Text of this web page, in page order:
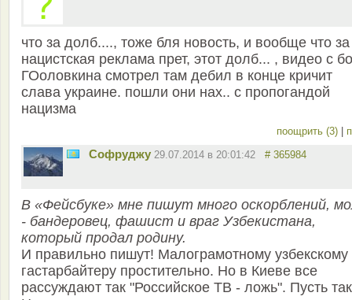
что за долб...., тоже бля новость, и вообще что за
нацистская реклама прет, этот долб... , видео с
ГОоловкина смотрел там дебил в конце кричит
слава украине. пошли они нах.. с пропогандой
нацизма
поощрить (3)
Софруджу 29.07.2014 в 20:01:42 # 365984
В «Фейсбуке» мне пишут много оскорблений,
- бандеровец, фашист и враг Узбекистана,
который продал родину.
И правильно пишут! Малограмотному узбекскому
гастарбайтеру простительно. Но в Киеве все
рассуждают так "Российское ТВ - ложь". Пусть